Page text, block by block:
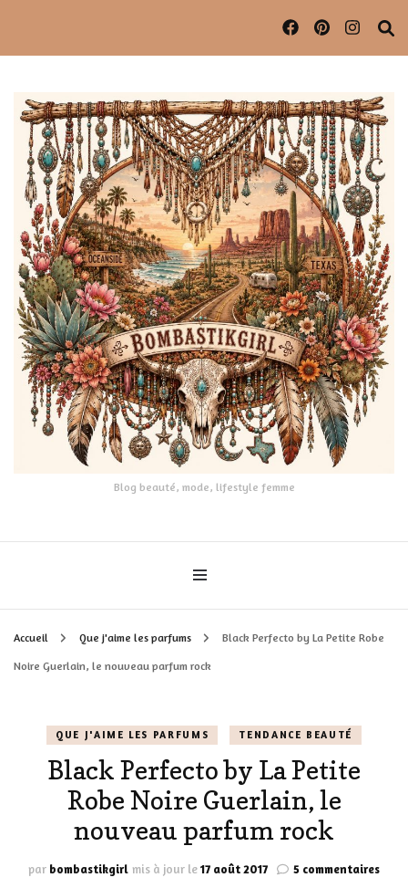
Blog beauté, mode, lifestyle femme
Accueil Que j'aime les parfums Black Perfecto by La Petite Robe
Noire Guerlain, le nouveau parfum rock
QUE J'AIME LES PARFUMS TENDANCE BEAUTÉ
Black Perfecto by La Petite
Robe Noire Guerlain, le
nouveau parfum rock
par bombastikgirl mis à jour le17 août 2017 5 commentairessur